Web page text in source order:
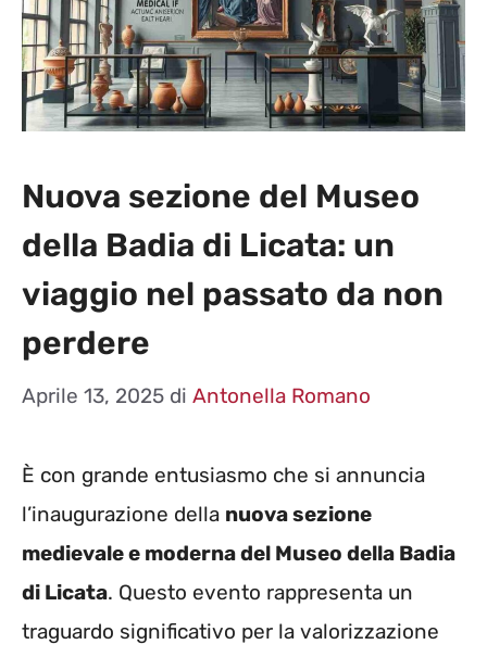
Nuova sezione del Museo
della Badia di Licata: un
viaggio nel passato da non
perdere
Aprile 13, 2025 di Antonella Romano
È con grande entusiasmo che si annuncia
l’inaugurazione della nuova sezione
medievale e moderna del Museo della Badia
di Licata. Questo evento rappresenta un
traguardo significativo per la valorizzazione